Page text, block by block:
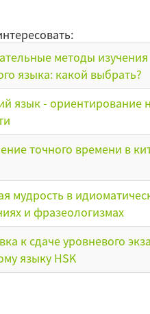
методы изучения
языка: какой выбрать?
язык - ориентирование
точного времени в
мудрость в
и фразеологизмах
к сдаче уровневого
языку HSK